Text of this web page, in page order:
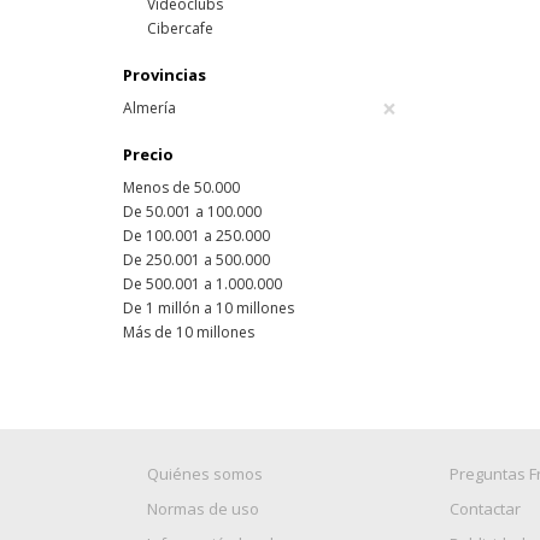
Videoclubs
Cibercafe
Provincias
Almería ×
Precio
Menos de 50.000
De 50.001 a 100.000
De 100.001 a 250.000
De 250.001 a 500.000
De 500.001 a 1.000.000
De 1 millón a 10 millones
Más de 10 millones
Quiénes somos
Normas de uso
Preguntas
Contactar